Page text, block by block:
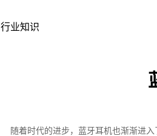
行业知识
随着时代的进步，蓝牙耳机也渐渐进入